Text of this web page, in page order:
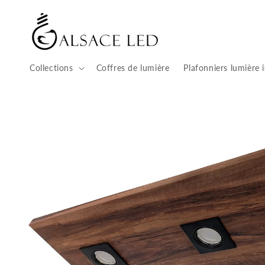
passer au
contenu
Collections Coffres de lumière Plafonniers lumière